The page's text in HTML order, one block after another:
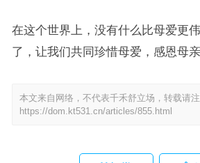
在这个世界上，没有什么比母爱更
了，让我们共同珍惜母爱，感恩母
本文来自网络，不代表千禾舒立场，转载请注
https://dom.kt531.cn/articles/855.html